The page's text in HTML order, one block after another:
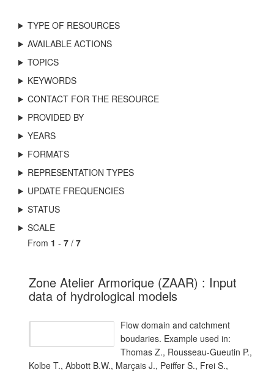
TYPE OF RESOURCES
AVAILABLE ACTIONS
TOPICS
KEYWORDS
CONTACT FOR THE RESOURCE
PROVIDED BY
YEARS
FORMATS
REPRESENTATION TYPES
UPDATE FREQUENCIES
STATUS
SCALE
From 1 - 7 / 7
Zone Atelier Armorique (ZAAR) : Input
data of hydrological models
Flow domain and catchment
boudaries. Example used in:
Thomas Z., Rousseau-Gueutin P.,
Kolbe T., Abbott B.W., Marçais J., Peiffer S., Frei S.,